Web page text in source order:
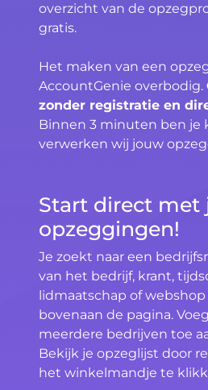
overzicht van de
gratis.
Het maken van een
AccountGenie overbodig.
zonder registratie en
Binnen 3 minuten ben je
verwerken wij jouw
Start direct met
opzeggingen!
Je zoekt naar een
van het bedrijf, krant,
lidmaatschap of
bovenaan de pagina.
meerdere bedrijven toe
Bekijk je opzeglijst door
het winkelmandje te